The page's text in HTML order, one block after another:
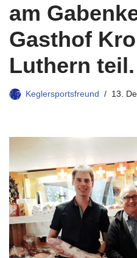
am
Gasthof
Luthern teil.
Keglersportsfreund 13.